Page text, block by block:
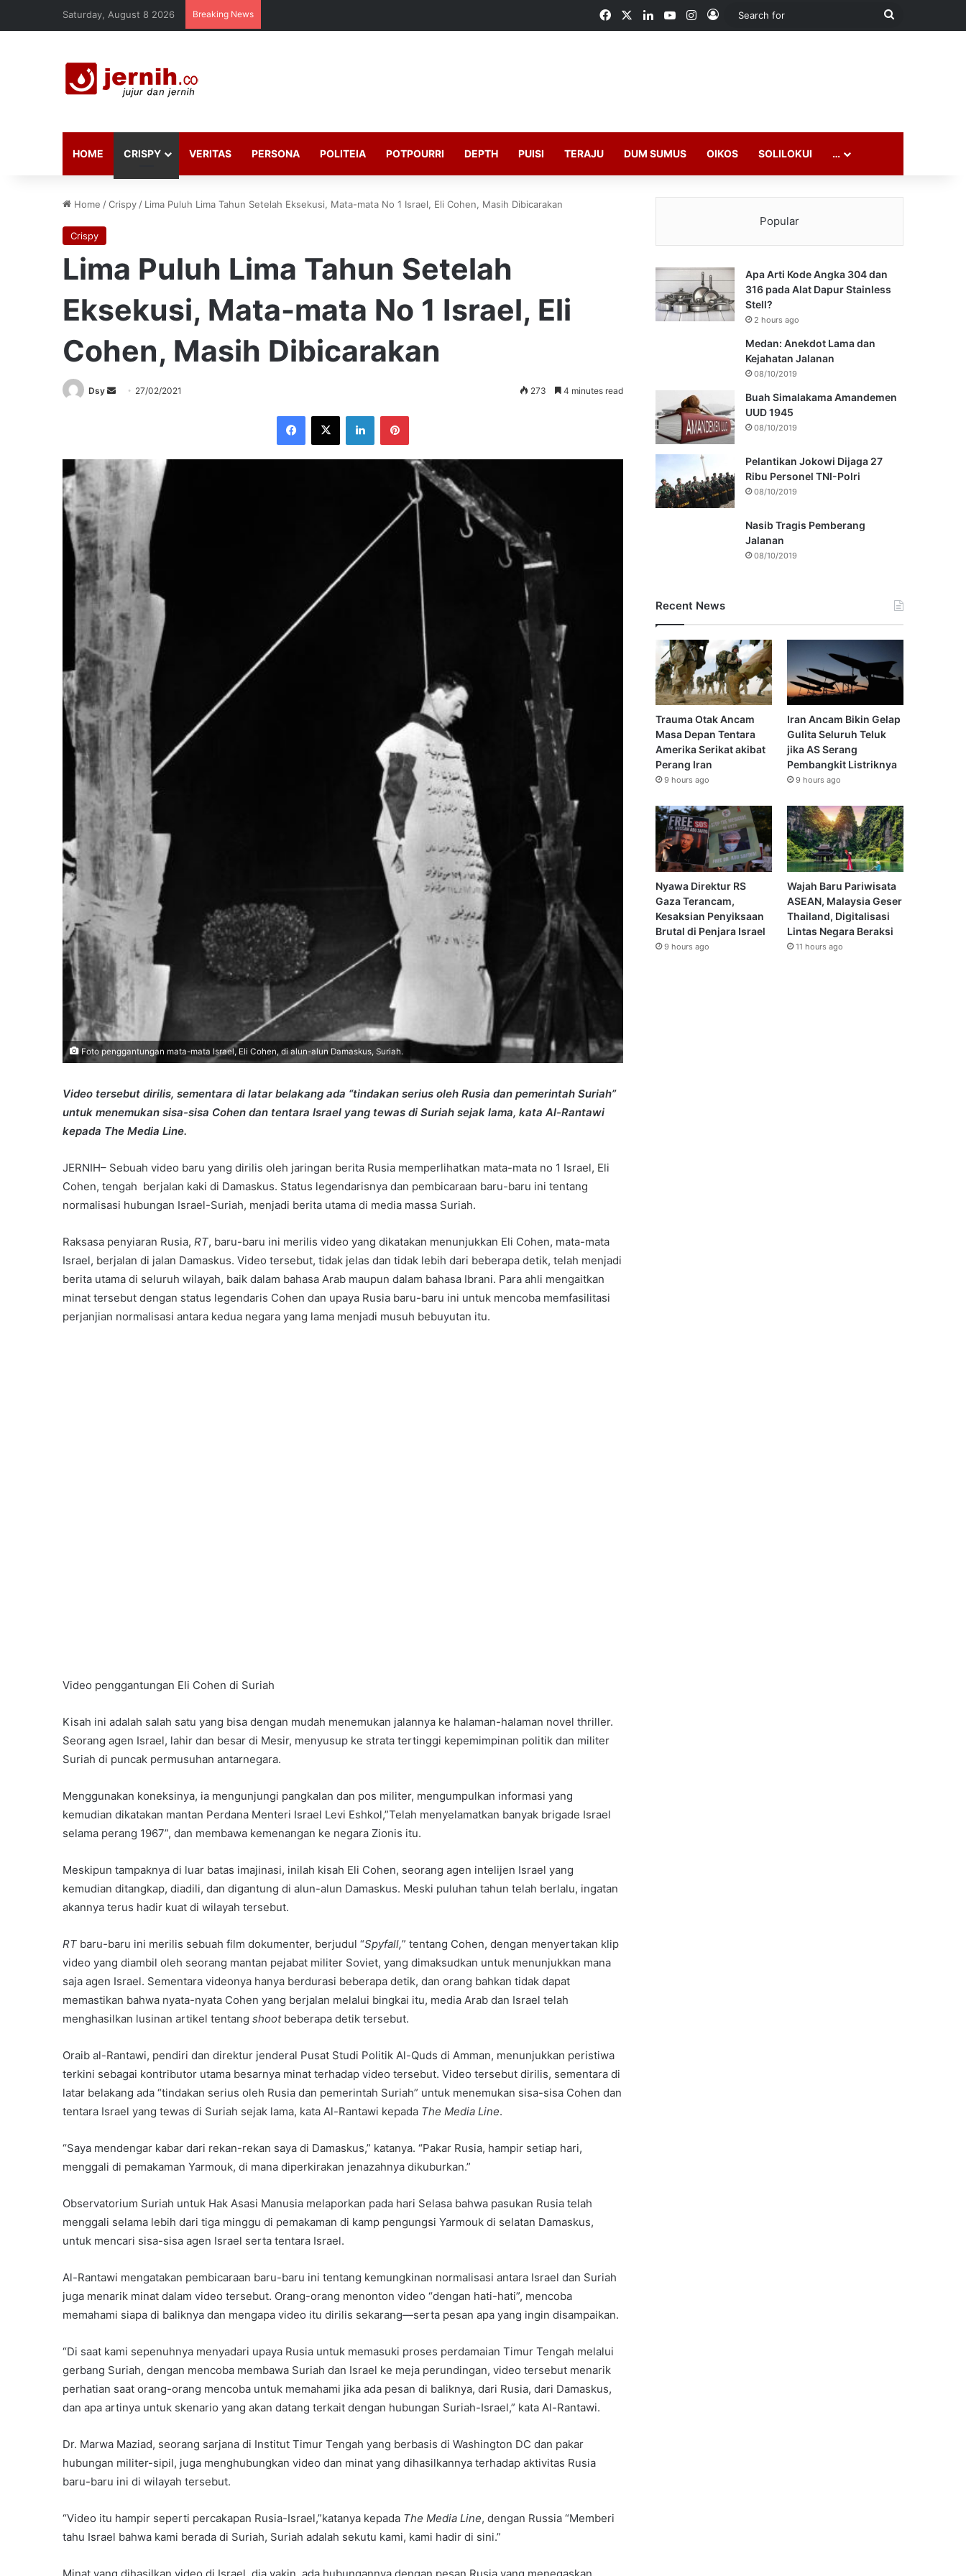
Saturday, August 8 2026 Breaking News FacebookLinkedInYouTubeInstagram
Log In
Search
HOME CRISPY VERITAS PERSONA POLITEIA POTPOURRI DEPTH PUISI TERAJU DUM SUMUS OIKOS SOLILOKUI …
Home /Crispy / Lima Puluh Lima Tahun Setelah Eksekusi, Mata-mata No 1 Israel, Eli Cohen, Masih Dibicarakan
Crispy
Lima Puluh Lima Tahun Setelah
Eksekusi, Mata-mata No 1 Israel, Eli
Cohen, Masih Dibicarakan
Dsy
Send 27/02/2021 273 4 minutes read
Facebook
X LinkedInPinterest
Foto penggantungan mata-mata Israel, Eli Cohen, di alun-alun Damaskus, Suriah.
Video tersebut dirilis, sementara di latar belakang ada “tindakan serius oleh Rusia dan pemerintah Suriah”
untuk menemukan sisa-sisa Cohen dan tentara Israel yang tewas di Suriah sejak lama, kata Al-Rantawi
kepada The Media Line.
JERNIH– Sebuah video baru yang dirilis oleh jaringan berita Rusia memperlihatkan mata-mata no 1 Israel, Eli
Cohen, tengah berjalan kaki di Damaskus. Status legendarisnya dan pembicaraan baru-baru ini tentang
normalisasi hubungan Israel-Suriah, menjadi berita utama di media massa Suriah.
Raksasa penyiaran Rusia, RT, baru-baru ini merilis video yang dikatakan menunjukkan Eli Cohen, mata-mata
Israel, berjalan di jalan Damaskus. Video tersebut, tidak jelas dan tidak lebih dari beberapa detik, telah menjadi
berita utama di seluruh wilayah, baik dalam bahasa Arab maupun dalam bahasa Ibrani. Para ahli mengaitkan
minat tersebut dengan status legendaris Cohen dan upaya Rusia baru-baru ini untuk mencoba memfasilitasi
perjanjian normalisasi antara kedua negara yang lama menjadi musuh bebuyutan itu.
Video penggantungan Eli Cohen di Suriah
Kisah ini adalah salah satu yang bisa dengan mudah menemukan jalannya ke halaman-halaman novel thriller.
Seorang agen Israel, lahir dan besar di Mesir, menyusup ke strata tertinggi kepemimpinan politik dan militer
Suriah di puncak permusuhan antarnegara.
Menggunakan koneksinya, ia mengunjungi pangkalan dan pos militer, mengumpulkan informasi yang
kemudian dikatakan mantan Perdana Menteri Israel Levi Eshkol,”Telah menyelamatkan banyak brigade Israel
selama perang 1967”, dan membawa kemenangan ke negara Zionis itu.
Meskipun tampaknya di luar batas imajinasi, inilah kisah Eli Cohen, seorang agen intelijen Israel yang
kemudian ditangkap, diadili, dan digantung di alun-alun Damaskus. Meski puluhan tahun telah berlalu, ingatan
akannya terus hadir kuat di wilayah tersebut.
RT baru-baru ini merilis sebuah film dokumenter, berjudul “Spyfall,” tentang Cohen, dengan menyertakan klip
video yang diambil oleh seorang mantan pejabat militer Soviet, yang dimaksudkan untuk menunjukkan mana
saja agen Israel. Sementara videonya hanya berdurasi beberapa detik, dan orang bahkan tidak dapat
memastikan bahwa nyata-nyata Cohen yang berjalan melalui bingkai itu, media Arab dan Israel telah
menghasilkan lusinan artikel tentang shootbeberapa detik tersebut.
Oraib al-Rantawi, pendiri dan direktur jenderal Pusat Studi Politik Al-Quds di Amman, menunjukkan peristiwa
terkini sebagai kontributor utama besarnya minat terhadap video tersebut. Video tersebut dirilis, sementara di
latar belakang ada “tindakan serius oleh Rusia dan pemerintah Suriah” untuk menemukan sisa-sisa Cohen dan
tentara Israel yang tewas di Suriah sejak lama, kata Al-Rantawi kepada The Media Line.
“Saya mendengar kabar dari rekan-rekan saya di Damaskus,” katanya. “Pakar Rusia, hampir setiap hari,
menggali di pemakaman Yarmouk, di mana diperkirakan jenazahnya dikuburkan.”
Observatorium Suriah untuk Hak Asasi Manusia melaporkan pada hari Selasa bahwa pasukan Rusia telah
menggali selama lebih dari tiga minggu di pemakaman di kamp pengungsi Yarmouk di selatan Damaskus,
untuk mencari sisa-sisa agen Israel serta tentara Israel.
Al-Rantawi mengatakan pembicaraan baru-baru ini tentang kemungkinan normalisasi antara Israel dan Suriah
juga menarik minat dalam video tersebut. Orang-orang menonton video “dengan hati-hati”, mencoba
memahami siapa di baliknya dan mengapa video itu dirilis sekarang—serta pesan apa yang ingin disampaikan.
“Di saat kami sepenuhnya menyadari upaya Rusia untuk memasuki proses perdamaian Timur Tengah melalui
gerbang Suriah, dengan mencoba membawa Suriah dan Israel ke meja perundingan, video tersebut menarik
perhatian saat orang-orang mencoba untuk memahami jika ada pesan di baliknya, dari Rusia, dari Damaskus,
dan apa artinya untuk skenario yang akan datang terkait dengan hubungan Suriah-Israel,” kata Al-Rantawi.
Dr. Marwa Maziad, seorang sarjana di Institut Timur Tengah yang berbasis di Washington DC dan pakar
hubungan militer-sipil, juga menghubungkan video dan minat yang dihasilkannya terhadap aktivitas Rusia
baru-baru ini di wilayah tersebut.
“Video itu hampir seperti percakapan Rusia-Israel,”katanya kepada The Media Line, dengan Russia “Memberi
tahu Israel bahwa kami berada di Suriah, Suriah adalah sekutu kami, kami hadir di sini.”
Popular
Apa Arti Kode Angka 304 dan
316 pada Alat Dapur Stainless
Stell?
2 hours ago
Medan: Anekdot Lama dan
Kejahatan Jalanan
08/10/2019
Buah Simalakama Amandemen
UUD 1945
08/10/2019
Pelantikan Jokowi Dijaga 27
Ribu Personel TNI-Polri
08/10/2019
Nasib Tragis Pemberang
Jalanan
08/10/2019
Recent News
Trauma Otak Ancam
Masa Depan Tentara
Amerika Serikat akibat
Perang Iran
9 hours ago
Iran Ancam Bikin Gelap
Gulita Seluruh Teluk
jika AS Serang
Pembangkit Listriknya
9 hours ago
Nyawa Direktur RS
Gaza Terancam,
Kesaksian Penyiksaan
Brutal di Penjara Israel
9 hours ago
Wajah Baru Pariwisata
ASEAN, Malaysia Geser
Thailand, Digitalisasi
Lintas Negara Beraksi
11 hours ago